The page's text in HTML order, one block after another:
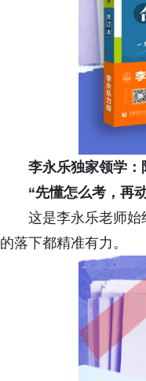
李永乐独家领学：
“先懂怎么考，再
这是李永乐老师
的落下都精准有力。